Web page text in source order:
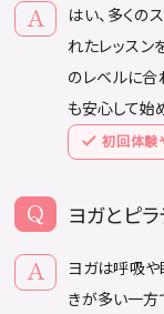
はい、多くの
れたレッスン
のレベルに合
も安心して始
初回体験
ヨガとピ
ヨガは呼吸
きが多い一方